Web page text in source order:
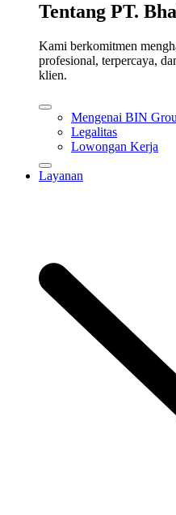
Tentang PT.
Kami berkomitmen
profesional, terpercaya,
klien.
Mengenai BIN
Legalitas
Lowongan Kerja
Layanan